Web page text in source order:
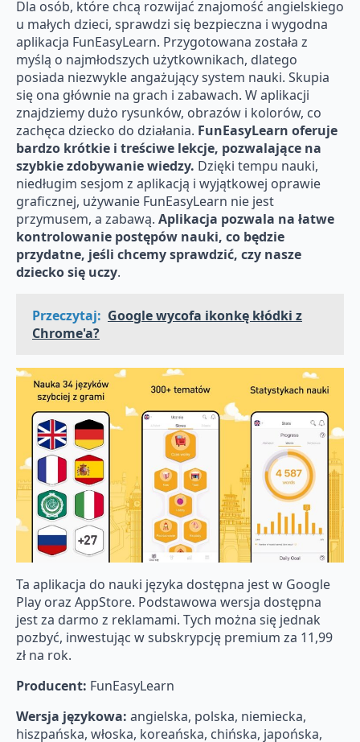
Dla osób, które chcą rozwijać znajomość angielskiego
u małych dzieci, sprawdzi się bezpieczna i wygodna
aplikacja FunEasyLearn. Przygotowana została z
myślą o najmłodszych użytkownikach, dlatego
posiada niezwykle angażujący system nauki. Skupia
się ona głównie na grach i zabawach. W aplikacji
znajdziemy dużo rysunków, obrazów i kolorów, co
zachęca dziecko do działania. FunEasyLearn oferuje
bardzo krótkie i treściwe lekcje, pozwalające na
szybkie zdobywanie wiedzy. Dzięki tempu nauki,
niedługim sesjom z aplikacją i wyjątkowej oprawie
graficznej, używanie FunEasyLearn nie jest
przymusem, a zabawą. Aplikacja pozwala na łatwe
kontrolowanie postępów nauki, co będzie
przydatne, jeśli chcemy sprawdzić, czy nasze
dziecko się uczy.
Przeczytaj: Google wycofa ikonkę kłódki z
Chrome'a?
Ta aplikacja do nauki języka dostępna jest w Google
Play oraz AppStore. Podstawowa wersja dostępna
jest za darmo z reklamami. Tych można się jednak
pozbyć, inwestując w subskrypcję premium za 11,99
zł na rok.
Producent: FunEasyLearn
Wersja językowa: angielska, polska, niemiecka,
hiszpańska, włoska, koreańska, chińska, japońska,